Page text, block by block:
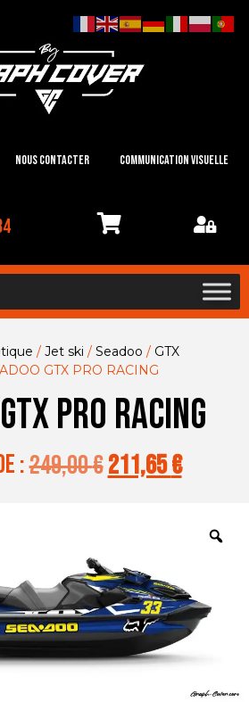
Nous contacter Communication visuelle
/ Jet ski / Seadoo / GTX
GTX PRO RACING
PRO RACING
:249,00€211,65€